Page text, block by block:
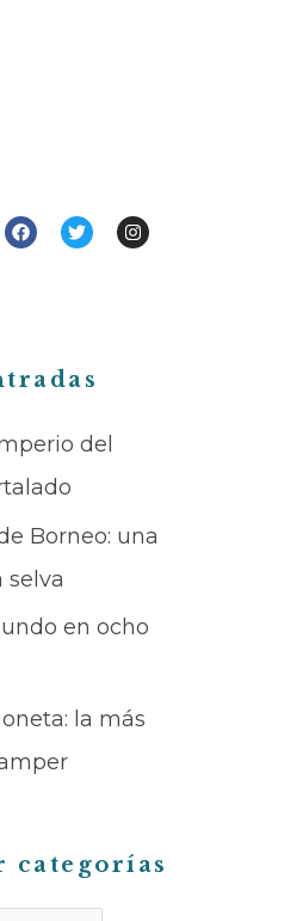
FacebookTwitterInstagram
del
Borneo: una
selva
en ocho
la más
categorías